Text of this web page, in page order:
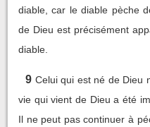
diable, car le diable pèche
de Dieu est précisément
diable.
9 Celui qui est né de Dieu
vie qui vient de Dieu a été
Il ne peut pas continuer à